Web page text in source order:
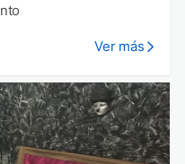
Ver más